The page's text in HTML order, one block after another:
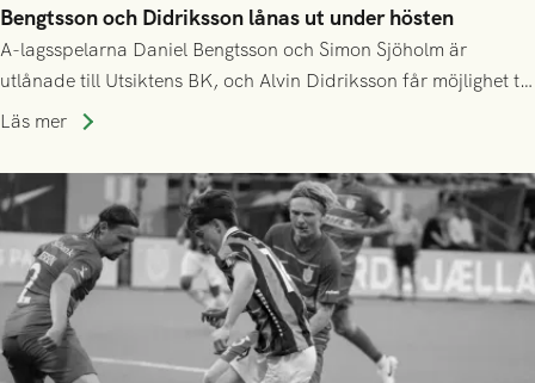
Bengtsson och Didriksson lånas ut under hösten
A-lagsspelarna Daniel Bengtsson och Simon Sjöholm är
utlånade till Utsiktens BK, och Alvin Didriksson får möjlighet till
speltid i Hestrafors genom föreningssamarbete.
Läs mer